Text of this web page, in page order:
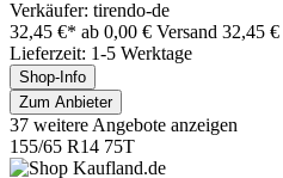
Verkäufer: tirendo-de
32,45 €* ab 0,00 € Versand 32,45 €
Lieferzeit: 1-5 Werktage
Shop-Info
Zum Anbieter
37 weitere Angebote anzeigen
155/65 R14 75T